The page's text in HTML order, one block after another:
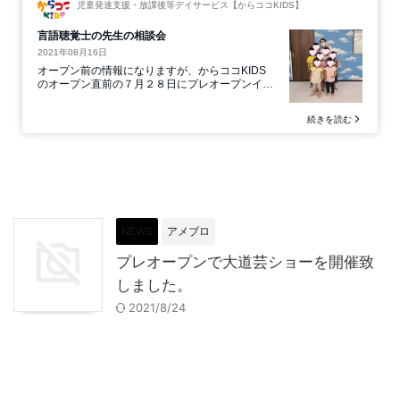
NEWS アメブロ
プレオープンで大道芸ショーを開催致
しました。
2021/8/24